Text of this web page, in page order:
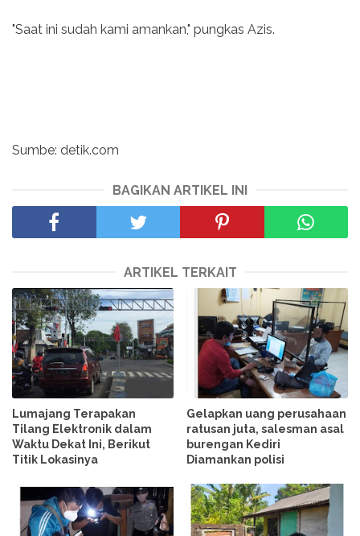
"Saat ini sudah kami amankan," pungkas Azis.
Sumbe: detik.com
BAGIKAN ARTIKEL INI
ARTIKEL TERKAIT
Lumajang Terapakan
Tilang Elektronik dalam
Waktu Dekat Ini, Berikut
Titik Lokasinya
Gelapkan uang perusahaan
ratusan juta, salesman asal
burengan Kediri
Diamankan polisi